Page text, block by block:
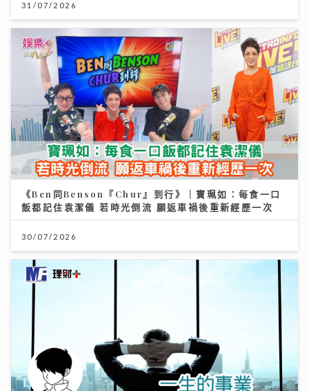
31/07/2026
《Ben同Benson『Chur』到行》｜寶珮如：每食一口
飯都記住袁潔儀 若時光倒流 願返車禍後重新經歷一次
30/07/2026